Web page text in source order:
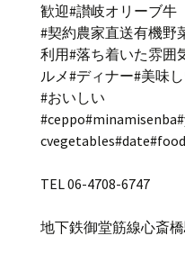
歓迎#讃岐オリーブ牛
#契約農家直送有機野
利用#落ち着いた雰囲
ルメ#ディナー#美味
#おいしい
TEL 06-4708-6747
地下鉄御堂筋線心斎